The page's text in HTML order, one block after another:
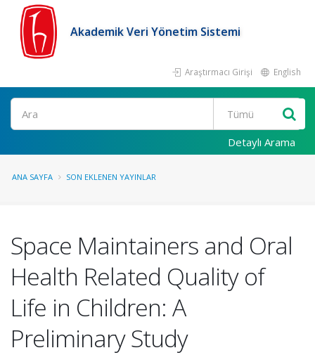
Akademik Veri Yönetim Sistemi
Araştırmacı Girişi English
Ara
Detaylı Arama
ANA SAYFA SON EKLENEN YAYINLAR
Space Maintainers and Oral
Health Related Quality of
Life in Children: A
Preliminary Study